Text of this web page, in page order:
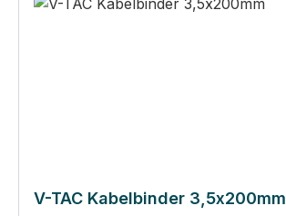
V-TAC Kabelbinder 3,5x200mm